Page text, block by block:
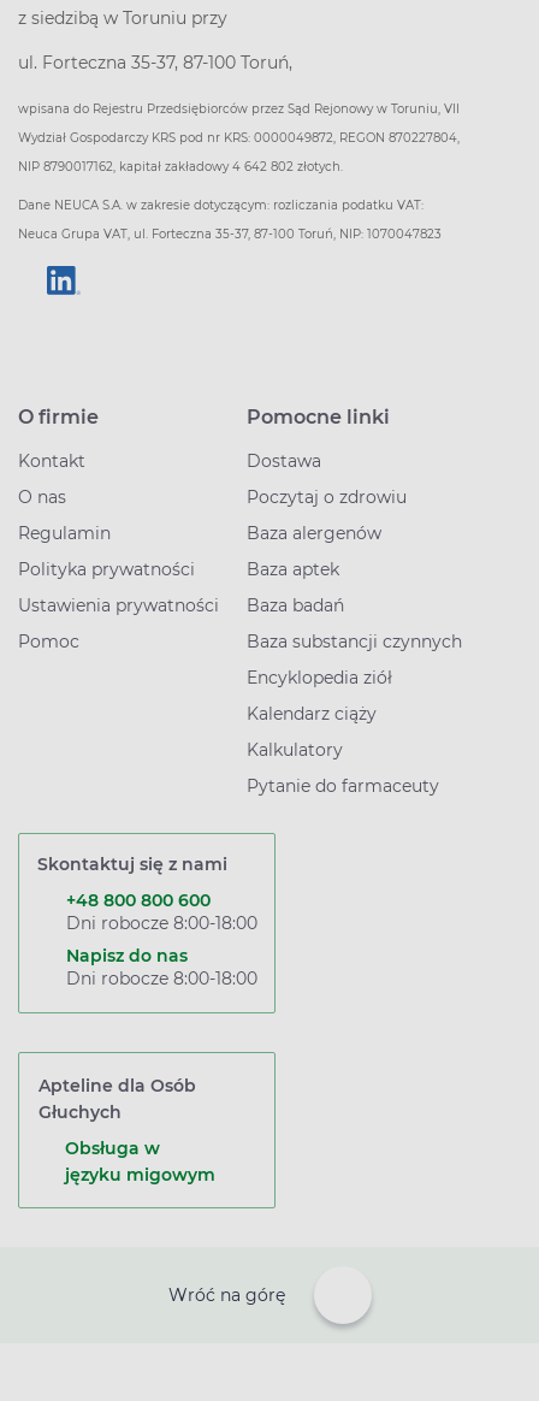
z siedzibą w Toruniu przy
ul. Forteczna 35-37, 87-100 Toruń,
wpisana do Rejestru Przedsiębiorców przez Sąd Rejonowy w Toruniu, VII
Wydział Gospodarczy KRS pod nr KRS: 0000049872, REGON 870227804,
NIP 8790017162, kapitał zakładowy 4 642 802 złotych.
Dane NEUCA S.A. w zakresie dotyczącym: rozliczania podatku VAT:
Neuca Grupa VAT, ul. Forteczna 35-37, 87-100 Toruń, NIP: 1070047823
O firmie
Kontakt
O nas
Regulamin
Polityka prywatności
Ustawienia prywatności
Pomoc
Pomocne linki
Dostawa
Poczytaj o zdrowiu
Baza alergenów
Baza aptek
Baza badań
Baza substancji czynnych
Encyklopedia ziół
Kalendarz ciąży
Kalkulatory
Pytanie do farmaceuty
Skontaktuj się z nami
+48 800 800 600
Dni robocze 8:00-18:00
Napisz do nas
Dni robocze 8:00-18:00
Apteline dla Osób
Głuchych
Obsługa w
języku migowym
Wróć na górę